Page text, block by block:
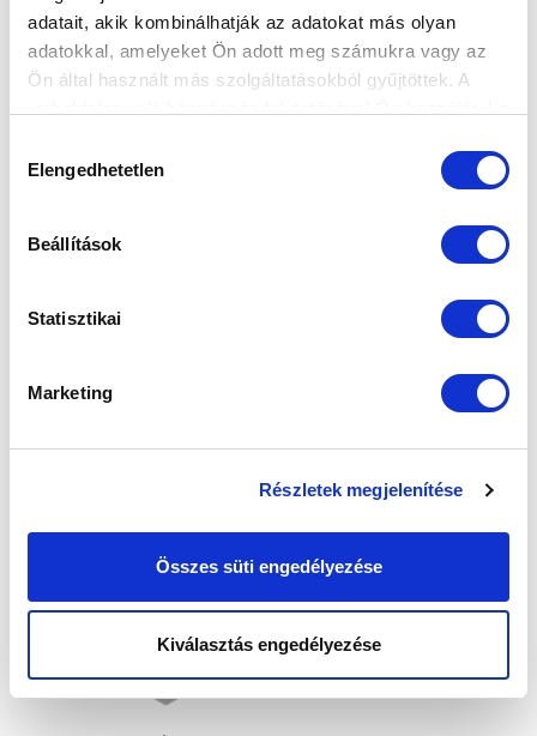
adatait, akik kombinálhatják az adatokat más olyan
adatokkal, amelyeket Ön adott meg számukra vagy az
Ön által használt más szolgáltatásokból gyűjtöttek. A
kiválasztása
Elengedhetetlen
Beállítások
Statisztikai
Marketing
Részletek megjelenítése
Összes süti engedélyezése
Kiválasztás engedélyezése
Elfogadom azAdatvédelmi tájékoztatót!
FELIRATKOZOM